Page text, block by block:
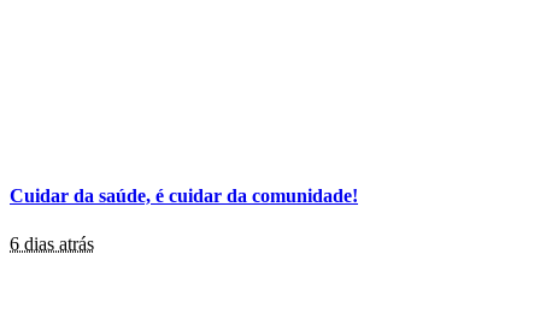
Cuidar da saúde, é cuidar da comunidade!
6 dias atrás